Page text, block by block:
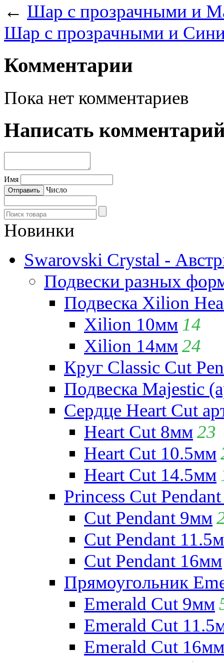
← Шар с прозрачными и
Шар с прозрачными и
Комментарии
Пока нет комментариев
Написать
Имя
Число
Новинки
Swarovski Crystal -
Подвески разных
Подвеска Xilion
Xilion 10мм 14
Xilion 14мм24
Круг Classic Cut
Подвеска Majestic
Сердце Heart Cut
Heart Cut 8мм23
Heart Cut 10.5мм
Heart Cut 14.5мм
Princess Cut
Cut Pendant 9мм
Cut Pendant
Cut Pendant 16мм
Прямоугольник
Emerald Cut 9мм
Emerald Cut
Emerald Cut 16мм